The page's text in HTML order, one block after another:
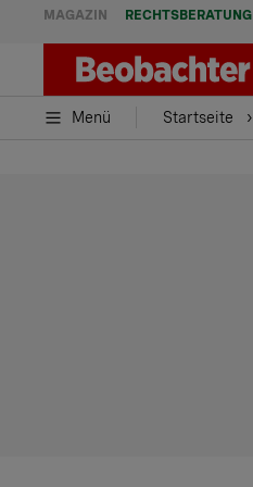
MAGAZIN RECHTSBERATUNG
Menü Startseite